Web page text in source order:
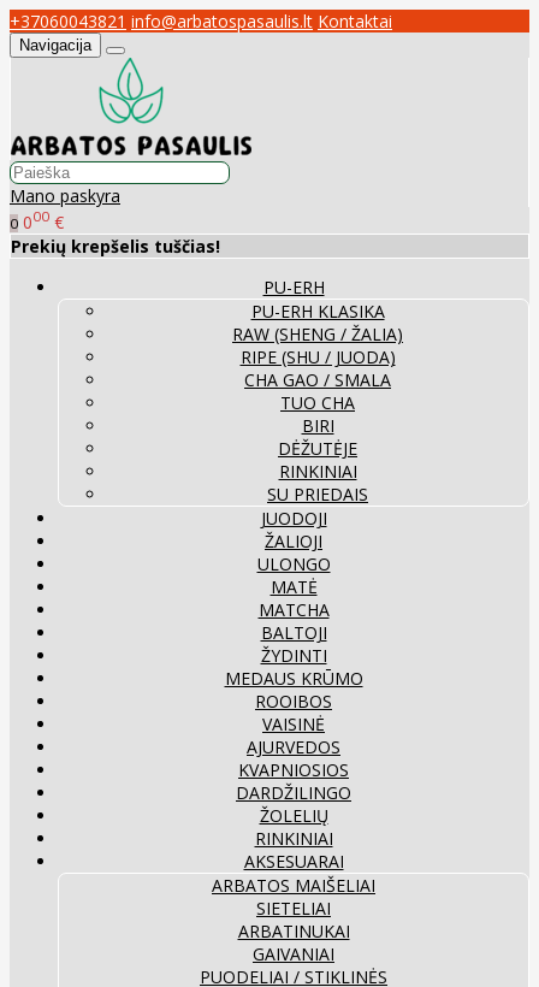
+37060043821 info@arbatospasaulis.lt Kontaktai
Navigacija
Mano paskyra
0 000 €
Prekių krepšelis tuščias!
PU-ERH
PU-ERH KLASIKA
RAW (SHENG / ŽALIA)
RIPE (SHU / JUODA)
CHA GAO / SMALA
TUO CHA
BIRI
DĖŽUTĖJE
RINKINIAI
SU PRIEDAIS
JUODOJI
ŽALIOJI
ULONGO
MATĖ
MATCHA
BALTOJI
ŽYDINTI
MEDAUS KRŪMO
ROOIBOS
VAISINĖ
AJURVEDOS
KVAPNIOSIOS
DARDŽILINGO
ŽOLELIŲ
RINKINIAI
AKSESUARAI
ARBATOS MAIŠELIAI
SIETELIAI
ARBATINUKAI
GAIVANIAI
PUODELIAI / STIKLINĖS